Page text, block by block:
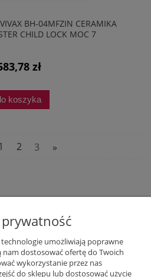
BH-04MFZIN CERAMIKA
CHILD LOCK MOC 7
zł
koszyka
2 3 »
umożliwiają poprawne
nam dostosować ofertę do Twoich
wykorzystanie przez nas
do sklepu lub dostosować użycie